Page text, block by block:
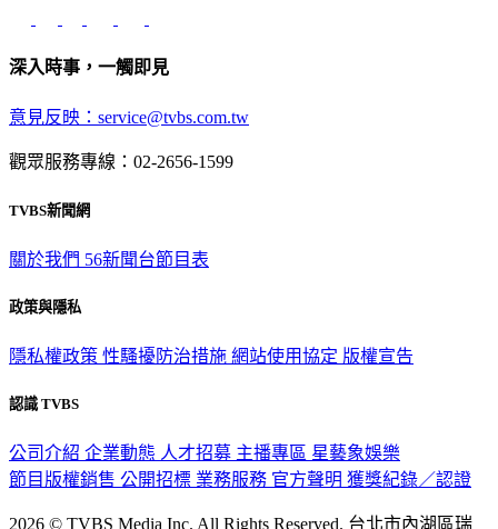
深入時事，一觸即見
意見反映：service@tvbs.com.tw
觀眾服務專線：02-2656-1599
TVBS新聞網
關於我們 56新聞台節目表
政策與隱私
隱私權政策 性騷擾防治措施 網站使用協定 版權宣告
認識 TVBS
公司介紹 企業動態 人才招募 主播專區 星藝象娛樂
節目版權銷售 公開招標 業務服務 官方聲明 獲獎紀錄／認證
2026 © TVBS Media Inc. All Rights Reserved. 台北市內湖區瑞